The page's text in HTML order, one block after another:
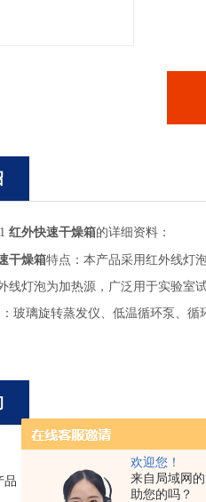
欢迎您！
来自局域网
助您的吗？
1红外快速干燥箱的详细资料：
干燥箱特点：本产品采用红外线灯
线灯泡为加热源，广泛用于实验室
玻璃旋转蒸发仪、低温循环泵、
：